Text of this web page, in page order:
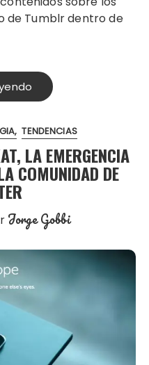
de Tumblr dentro de
TENDENCIAS
LA EMERGENCIA
COMUNIDAD DE
Jorge Gobbi